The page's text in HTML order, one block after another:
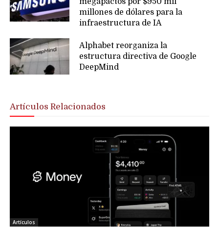
millones de dólares para la
infraestructura de IA
Alphabet reorganiza la
estructura directiva de Google
DeepMind
Artículos Relacionados
Artículos